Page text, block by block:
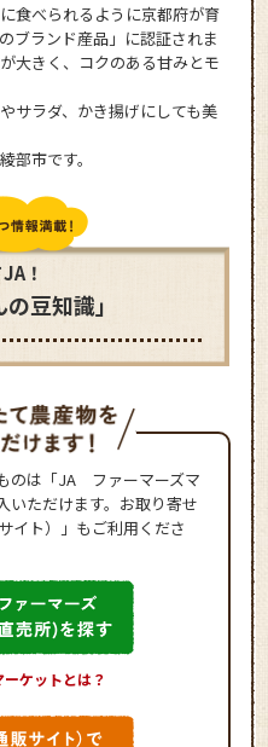
食べられるように京都府が育
ブランド産品」に認証されま
大きく、コクのある甘みとモ
サラダ、かき揚げにしても美
部市です。
！
豆知識」
のは「JA ファーマーズマ
いただけます。お取り寄せ
ト）」もご利用くださ
ケットとは？